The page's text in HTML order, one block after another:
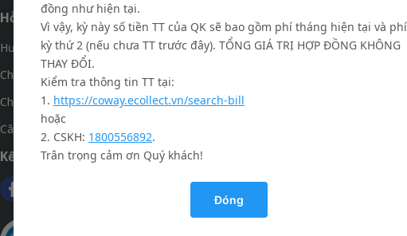
Hỗ trợ khách hàng
Hướng dẫn mua hàng & thanh toán
Chính sách Giao hàng và Đổi trả
Chính Sách Bảo Hành
Câu hỏi thường gặp
Kết nối với chúng tôi
Thông tin liên
1800 556 892
Chăm sóc
đồng như hiện tại.
Vì vậy, kỳ này số tiền TT của QK sẽ bao gồm phí tháng hiện tại và phí
kỳ thứ 2 (nếu chưa TT trước đây). TỔNG GIÁ TRỊ HỢP ĐỒNG KHÔNG
THAY ĐỔI.
Kiểm tra thông tin TT tại:
1. https://coway.ecollect.vn/search-bill
hoặc
2. CSKH: 1800556892.
Trân trọng cảm ơn Quý khách!
Đóng